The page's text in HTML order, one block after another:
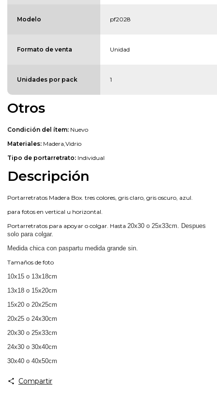
Modelo pf2028
Formato de venta Unidad
Unidades por pack 1
Otros
Condición del ítem: Nuevo
Materiales: Madera,Vidrio
Tipo de portarretrato: Individual
Descripción
Portarretratos Madera Box. tres colores, gris claro, gris oscuro, azul.
para fotos en vertical u horizontal.
Portarretratos para apoyar o colgar. Hasta 20x30 o 25x33cm. Despues
solo para colgar.
Medida chica con paspartu medida grande sin.
Tamaños de foto
10x15 o 13x18cm
13x18 o 15x20cm
15x20 o 20x25cm
20x25 o 24x30cm
20x30 o 25x33cm
24x30 o 30x40cm
30x40 o 40x50cm
Compartir